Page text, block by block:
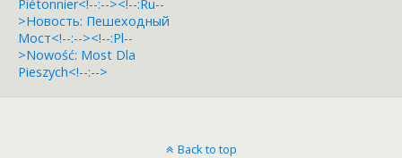
Piétonnier<!--:--><!--:ru--
>Новость: Пешеходный
Мост<!--:--><!--:pl--
>Nowość: Most Dla
Pieszych<!--:-->
Back to top